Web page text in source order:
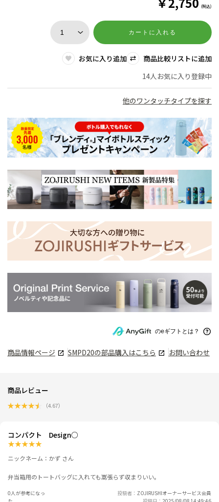
(税込)
カートに入れる
お気に入り追加
商品比較リストに追加
14人お気に入り登録中
他のワンタッチタイプを探す
のeギフトとは？
商品情報ページ SMPD20の部品購入はこちら お問い合わせ
商品レビュー
★★★★★ （4.67）
コンパクト Design○
★★★★★
ニックネーム：かず さん
弁当箱用のトートバッグに入れても嵩張らず収まりいい。
0人が参考になっ
投稿者
ZOJIRUSHIオーナーサービス会員